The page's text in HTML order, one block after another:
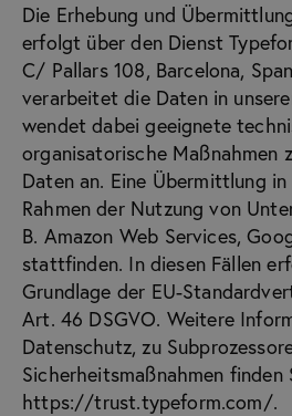
Die Erhebung und
erfolgt über den Dienst
C/ Pallars 108, Barcelona,
verarbeitet die Daten in
wendet dabei geeignete
organisatorische Maßnahmen
Daten an. Eine Übermittlung
Rahmen der Nutzung von
B. Amazon Web Services,
stattfinden. In diesen Fällen
Grundlage der EU-
Art. 46 DSGVO. Weitere
Datenschutz, zu
Sicherheitsmaßnahmen finden
https://trust.typeform.com/.